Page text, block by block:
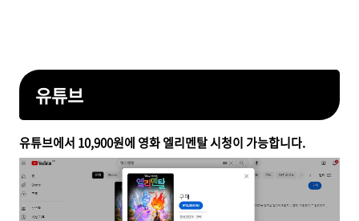
유튜브
유튜브에서 10,900원에 영화 엘리멘탈 시청이 가능합니다.